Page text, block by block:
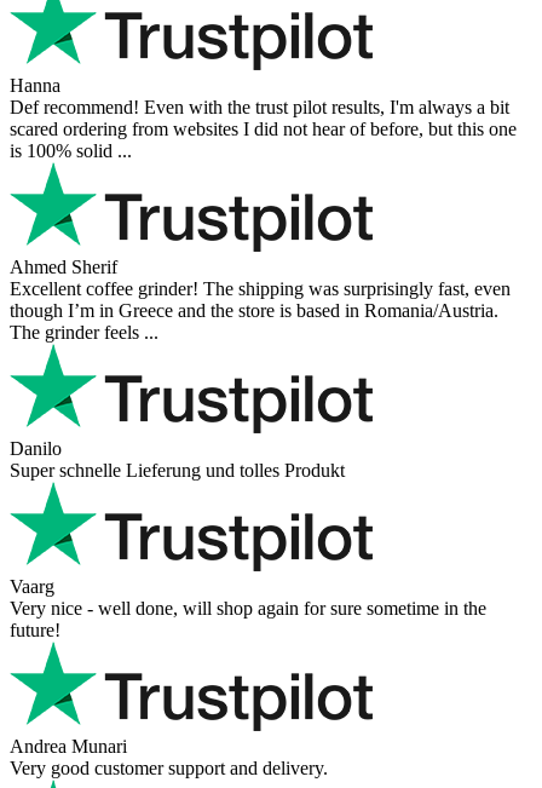
Hanna
Def recommend! Even with the trust pilot results, I'm always a bit
scared ordering from websites I did not hear of before, but this one
is 100% solid ...
Ahmed Sherif
Excellent coffee grinder! The shipping was surprisingly fast, even
though I’m in Greece and the store is based in Romania/Austria.
The grinder feels ...
Danilo
Super schnelle Lieferung und tolles Produkt
Vaarg
Very nice - well done, will shop again for sure sometime in the
future!
Andrea Munari
Very good customer support and delivery.